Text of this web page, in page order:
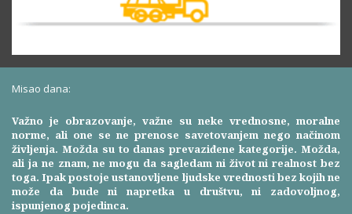
Misao dana:
Važno je obrazovanje, važne su neke vrednosne, moralne
norme, ali one se ne prenose savetovanjem nego načinom
življenja. Možda su to danas prevaziđene kategorije. Možda,
ali ja ne znam, ne mogu da sagledam ni život ni realnost bez
toga. Ipak postoje ustanovljene ljudske vrednosti bez kojih ne
može da bude ni napretka u društvu, ni zadovoljnog,
ispunjenog pojedinca.